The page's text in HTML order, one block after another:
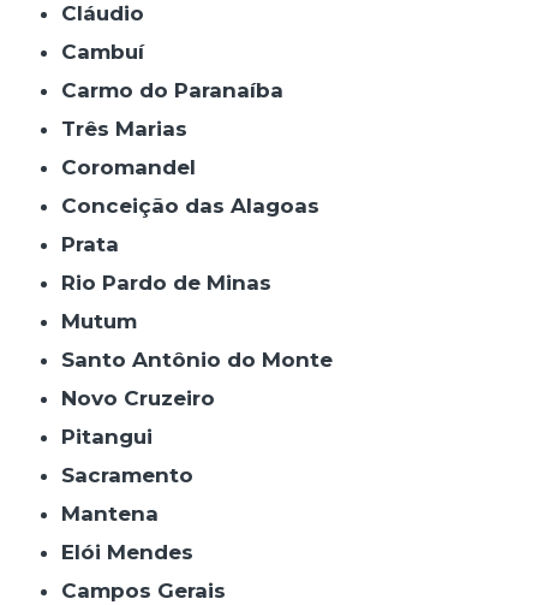
Cláudio
Cambuí
Carmo do Paranaíba
Três Marias
Coromandel
Conceição das Alagoas
Prata
Rio Pardo de Minas
Mutum
Santo Antônio do Monte
Novo Cruzeiro
Pitangui
Sacramento
Mantena
Elói Mendes
Campos Gerais